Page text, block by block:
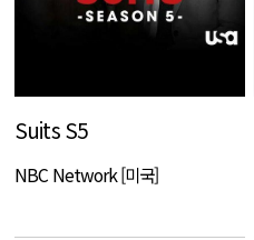
Suits S5
NBC Network [미국]